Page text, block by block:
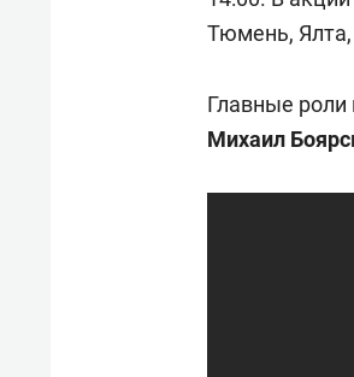
Тюмень, Ялта,
Главные
Михаил